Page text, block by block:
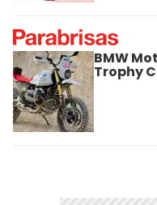
BMW
Trophy